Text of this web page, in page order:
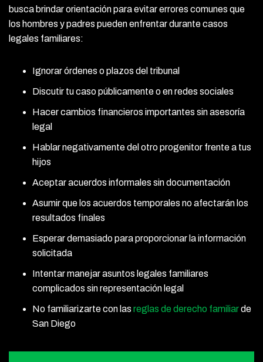
busca brindar orientación para evitar errores comunes que
los hombres y padres pueden enfrentar durante casos
legales familiares:
Ignorar órdenes o plazos del tribunal
Discutir tu caso públicamente o en redes sociales
Hacer cambios financieros importantes sin asesoría
legal
Hablar negativamente del otro progenitor frente a tus
hijos
Aceptar acuerdos informales sin documentación
Asumir que los acuerdos temporales no afectarán los
resultados finales
Esperar demasiado para proporcionar la información
solicitada
Intentar manejar asuntos legales familiares
complicados sin representación legal
No familiarizarte con las reglas de derecho familiarde
San Diego